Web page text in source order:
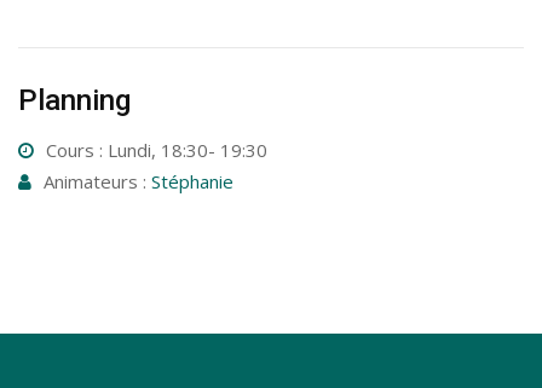
Planning
Cours : Lundi, 18:30- 19:30
Animateurs : Stéphanie